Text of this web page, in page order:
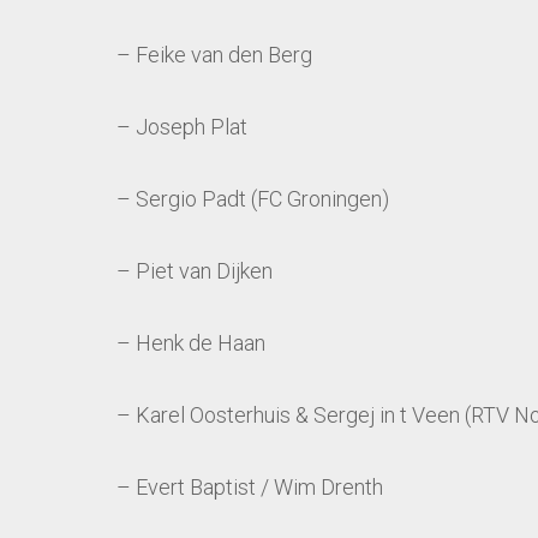
– Feike van den Berg
– Joseph Plat
– Sergio Padt (FC Groningen)
– Piet van Dijken
– Henk de Haan
– Karel Oosterhuis & Sergej in t Veen (RTV
– Evert Baptist / Wim Drenth